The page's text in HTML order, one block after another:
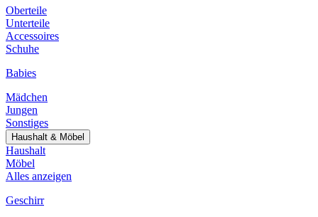
Oberteile
Unterteile
Accessoires
Schuhe
Babies
Mädchen
Jungen
Sonstiges
Haushalt & Möbel
Haushalt
Möbel
Alles anzeigen
Geschirr